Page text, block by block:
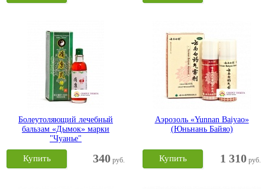
Болеутоляющий лечебный
бальзам «Дымок» марки
"Чуанье"
340 руб.
Купить
Аэрозоль «Yunnan Baiyao»
(Юньнань Байяо)
1 310 руб.
Купить